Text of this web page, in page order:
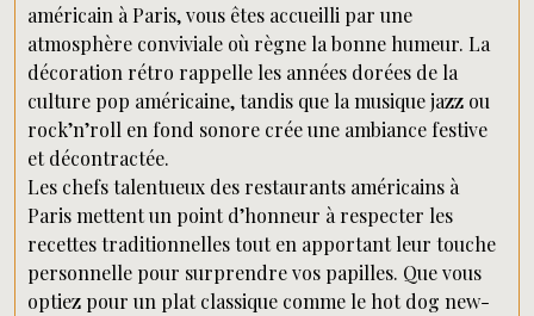
américain à Paris, vous êtes accueilli par une
atmosphère conviviale où règne la bonne humeur. La
décoration rétro rappelle les années dorées de la
culture pop américaine, tandis que la musique jazz ou
rock’n’roll en fond sonore crée une ambiance festive
et décontractée.
Les chefs talentueux des restaurants américains à
Paris mettent un point d’honneur à respecter les
recettes traditionnelles tout en apportant leur touche
personnelle pour surprendre vos papilles. Que vous
optiez pour un plat classique comme le hot dog new-